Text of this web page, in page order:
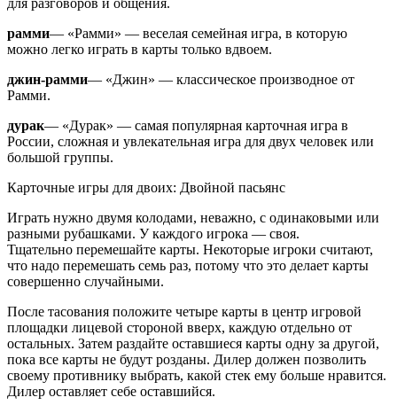
для разговоров и общения.
рамми— «Рамми» — веселая семейная игра, в которую
можно легко играть в карты только вдвоем.
джин-рамми— «Джин» — классическое производное от
Рамми.
дурак— «Дурак» — самая популярная карточная игра в
России, сложная и увлекательная игра для двух человек или
большой группы.
Карточные игры для двоих: Двойной пасьянс
Играть нужно двумя колодами, неважно, с одинаковыми или
разными рубашками. У каждого игрока — своя.
Тщательно перемешайте карты. Некоторые игроки считают,
что надо перемешать семь раз, потому что это делает карты
совершенно случайными.
После тасования положите четыре карты в центр игровой
площадки лицевой стороной вверх, каждую отдельно от
остальных. Затем раздайте оставшиеся карты одну за другой,
пока все карты не будут розданы. Дилер должен позволить
своему противнику выбрать, какой стек ему больше нравится.
Дилер оставляет себе оставшийся.